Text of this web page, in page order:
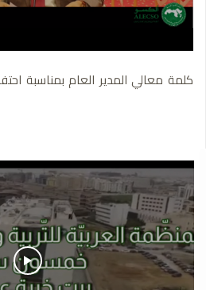
كلمة معالي المدير العام بمناسبة